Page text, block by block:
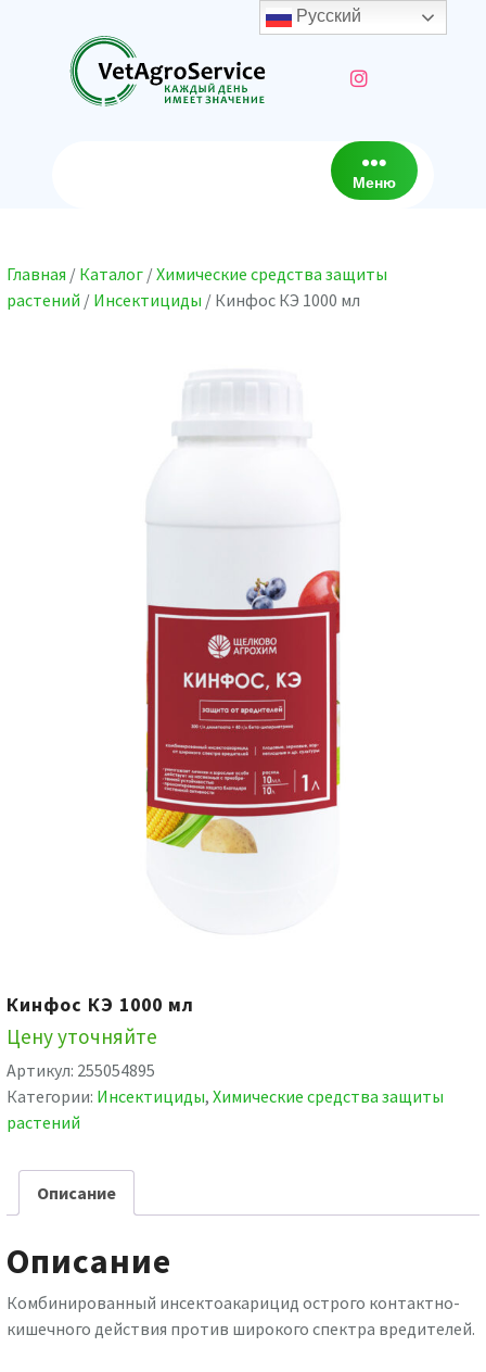
содержимому
Меню
Главная / Каталог /Химические средства защиты
растений / Инсектициды / Кинфос КЭ 1000 мл
Кинфос КЭ 1000 мл
Цену уточняйте
Артикул: 255054895
Категории: Инсектициды, Химические средства защиты
растений
Описание
Описание
Комбинированный инсектоакарицид острого контактно-
кишечного действия против широкого спектра вредителей.
Русский